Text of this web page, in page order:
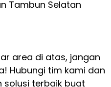
Tambun Selatan
area di atas, jangan
Hubungi tim kami dan
solusi terbaik buat